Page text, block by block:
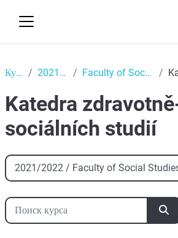
Курсы 2021/2022 Faculty of Social Studies
Katedra
sociálních studií
Категории курсов
Поиск курса